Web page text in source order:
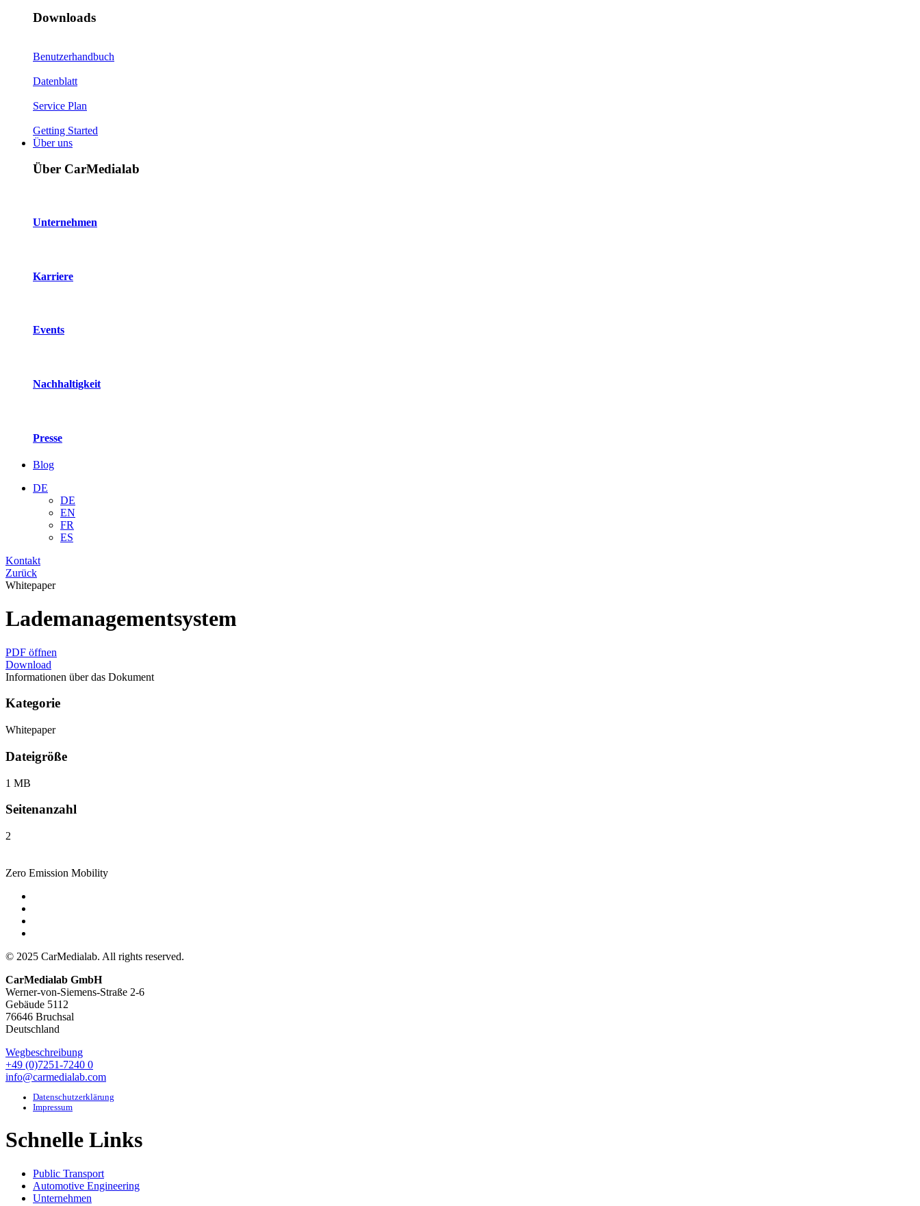
Downloads
Benutzerhandbuch
Datenblatt
Service Plan
Getting Started
Über uns
Über CarMedialab
Unternehmen
Karriere
Events
Nachhaltigkeit
Presse
Blog
DE
DE
EN
FR
ES
Kontakt
Zurück
Whitepaper
Lademanagementsystem
PDF öffnen
Download
Informationen über das Dokument
Kategorie
Whitepaper
Dateigröße
1 MB
Seitenanzahl
2
Zero Emission Mobility
© 2025 CarMedialab. All rights reserved.
CarMedialab GmbH
Werner-von-Siemens-Straße 2-6
Gebäude 5112
76646 Bruchsal
Deutschland
Wegbeschreibung
+49 (0)7251-7240 0
info@carmedialab.com
Datenschutzerklärung
Impressum
Schnelle Links
Public Transport
Automotive Engineering
Unternehmen